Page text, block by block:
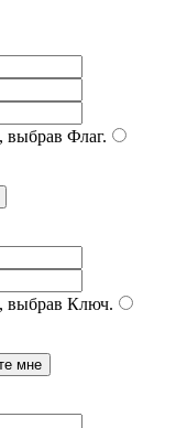
выбрав Флаг.
выбрав Ключ.